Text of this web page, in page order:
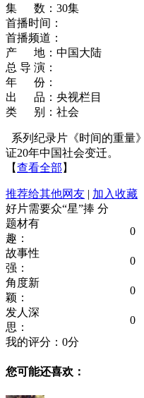
集 数：30集
首播时间：
首播频道：
产 地：中国大陆
总 导 演：
年 份：
出 品：央视栏目
类 别：社会
系列纪录片《时间的重量
证20年中国社会变迁。
【查看全部 】
推荐给其他网友 | 加入收藏
好片需要众“星”捧 分
题材有
趣：
0
故事性
强：
0
角度新
颖：
0
发人深
思：
0
我的评分： 0分
您可能还喜欢：